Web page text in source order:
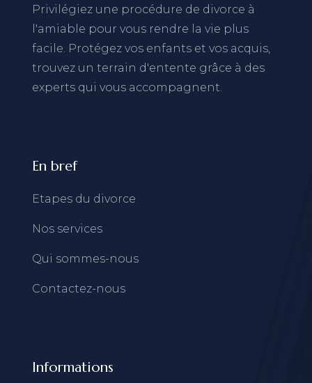
Privilégiez une procédure de divorce à
l'amiable pour vous rendre la vie plus
facile. Protégez vos enfants et vos acquis,
trouvez un terrain d'entente grâce à des
experts qui vous accompagnent.
En bref
Etapes du divorce
Nos services
Qui sommes-nous
Contactez-nous
Informations